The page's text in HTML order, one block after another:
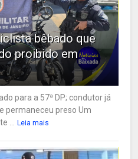
bêbado que
proibido em
para a 57ª DP; condutor já
permaneceu preso Um
...
Leia mais